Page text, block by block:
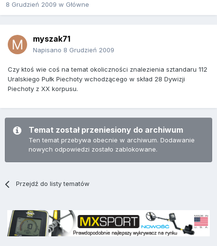
8 Grudzień 2009 w Główne
myszak71
Napisano 8 Grudzień 2009
Czy ktoś wie coś na temat okoliczności znalezienia sztandaru 112
Uralskiego Pułk Piechoty wchodzącego w skład 28 Dywizji
Piechoty z XX korpusu.
Temat został przeniesiony do archiwum
Ten temat przebywa obecnie w archiwum. Dodawanie
nowych odpowiedzi zostało zablokowane.
Przejdź do listy tematów